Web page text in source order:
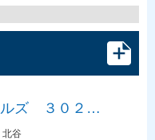
ルズ ３０２…
北谷